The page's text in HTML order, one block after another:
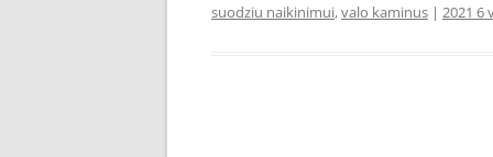
suodziu naikinimui,valo kaminus | 2021 6